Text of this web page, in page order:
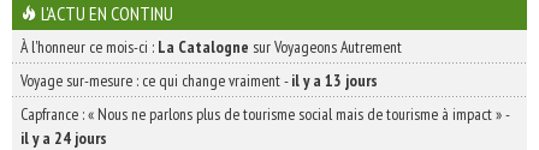
L'ACTU EN CONTINU
À l'honneur ce mois-ci : La Catalogne sur Voyageons Autrement
Voyage sur-mesure : ce qui change vraiment-il y a 13 jours
Capfrance : « Nous ne parlons plus de tourisme social mais de tourisme à impact »-
il y a 24 jours